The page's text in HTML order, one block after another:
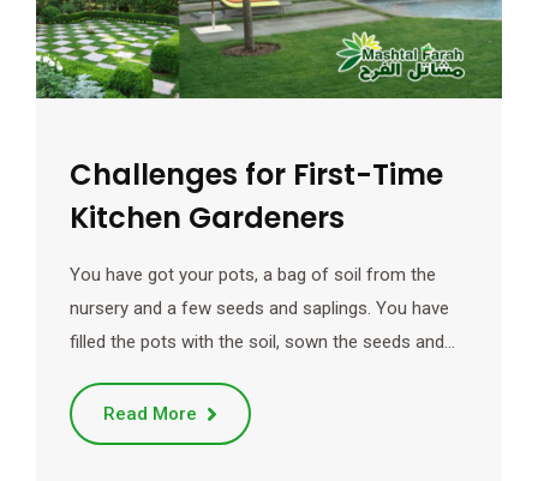
Challenges for First-Time
Kitchen Gardeners
You have got your pots, a bag of soil from the
nursery and a few seeds and saplings. You have
filled the pots with the soil, sown the seeds and…
Read More